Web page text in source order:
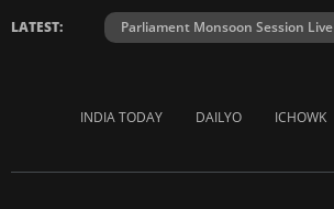
LATEST: Parliament Monsoon Session Live
INDIA TODAY DAILYO ICHOWK